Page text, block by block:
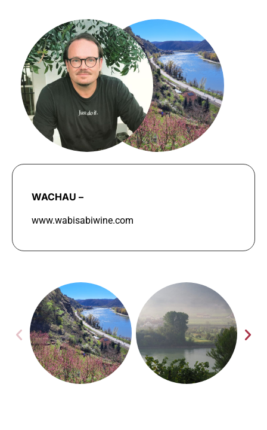
WACHAU –
www.wabisabiwine.com